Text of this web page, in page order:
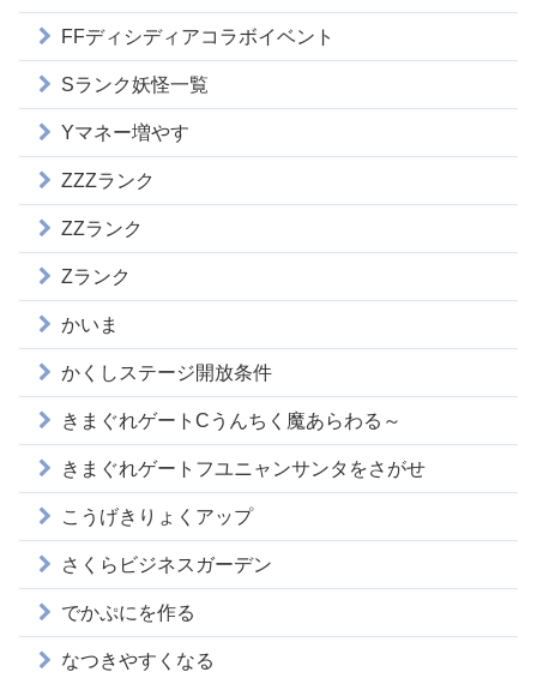
FFディシディアコラボイベント
Sランク妖怪一覧
Yマネー増やす
ZZZランク
ZZランク
Zランク
かいま
かくしステージ開放条件
きまぐれゲートCうんちく魔あらわる～
きまぐれゲートフユニャンサンタをさがせ
こうげきりょくアップ
さくらビジネスガーデン
でかぷにを作る
なつきやすくなる